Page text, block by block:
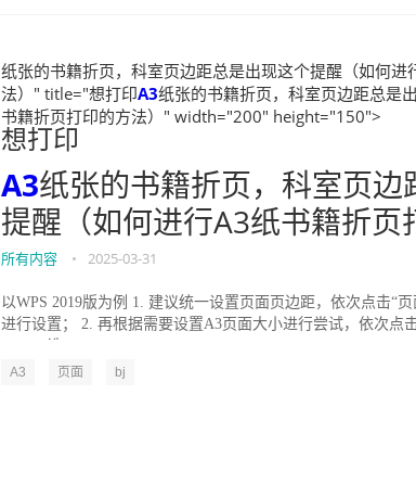
纸张的书籍折页，科室页边距总是出现这个提醒（如何进
法）" title="想打印A3纸张的书籍折页，科室页边距总是
书籍折页打印的方法）" width="200" height="150">
想打印
A3纸张的书籍折页，科室页边
提醒（如何进行A3纸书籍折页
所有内容 • 2025-03-31
以WPS 2019版为例 1. 建议统一设置页面页边距，依次点击“
进行设置； 2. 再根据需要设置A3页面大小进行尝试，依次点
A3 页面 bj